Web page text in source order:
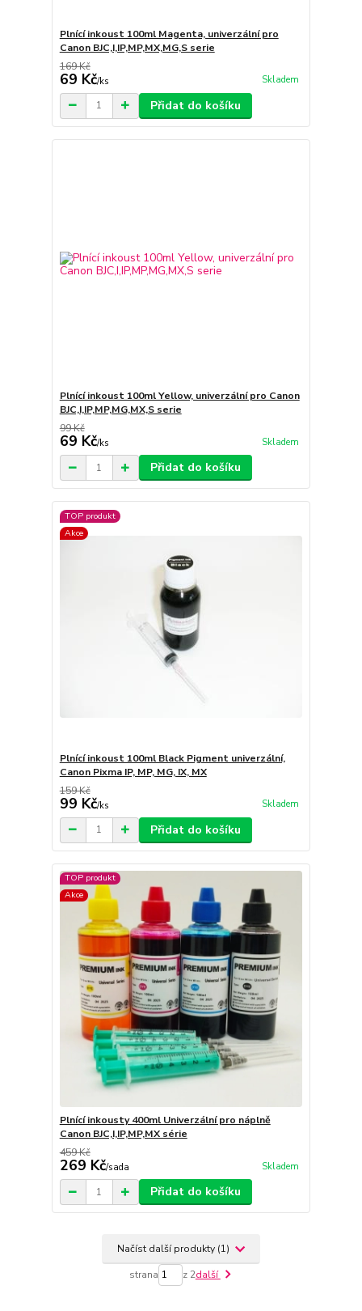
Plnící inkoust 100ml Magenta, univerzální pro
Canon BJC,I,IP,MP,MX,MG,S serie
169 Kč
69 Kč/ks Skladem
Přidat do košíku
Plnící inkoust 100ml Yellow, univerzální pro Canon
BJC,I,IP,MP,MG,MX,S serie
99 Kč
69 Kč/ks Skladem
Přidat do košíku
TOP produkt
Akce
Plnící inkoust 100ml Black Pigment univerzální,
Canon Pixma IP, MP, MG, IX, MX
159 Kč
99 Kč/ks Skladem
Přidat do košíku
TOP produkt
Akce
Plnící inkousty 400ml Univerzální pro náplně
Canon BJC,I,IP,MP,MX série
459 Kč
269 Kč/sada Skladem
Přidat do košíku
Načíst další produkty (1)
strana z 2další